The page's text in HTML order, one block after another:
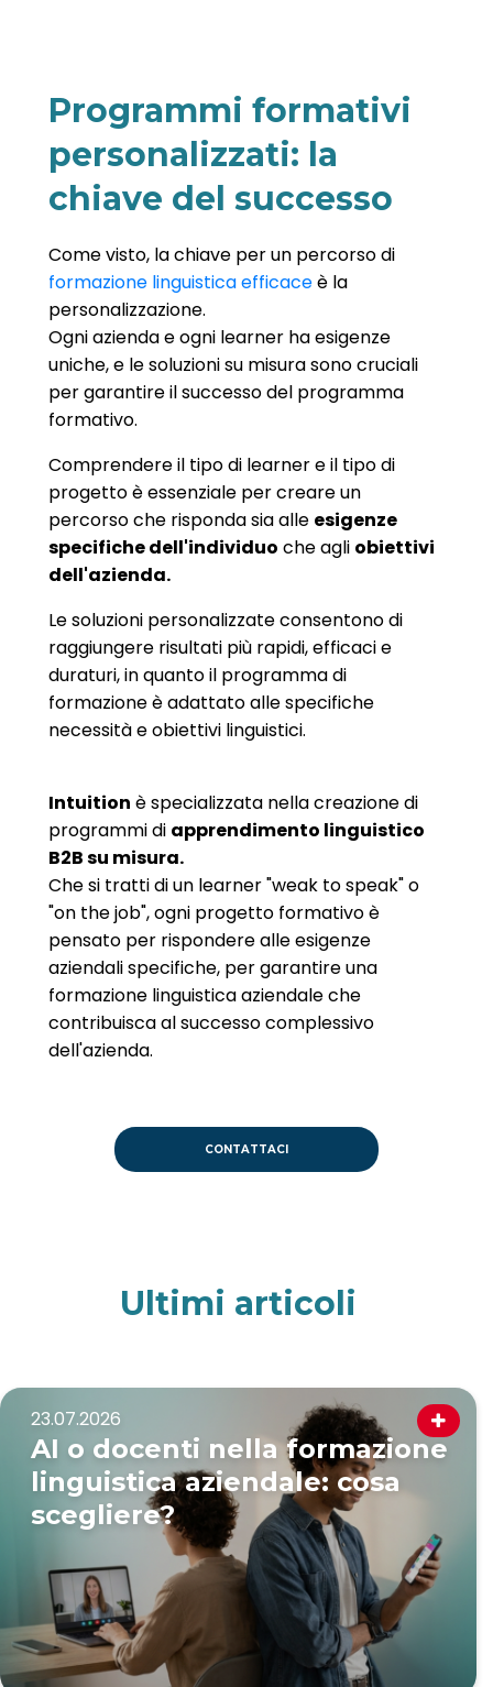
Programmi formativi
personalizzati: la
chiave del successo
Come visto, la chiave per un percorso di
formazione linguistica efficaceè la
personalizzazione.
Ogni azienda e ogni learner ha esigenze
uniche, e le soluzioni su misura sono cruciali
per garantire il successo del programma
formativo.
Comprendere il tipo di learner e il tipo di
progetto è essenziale per creare un
percorso che risponda sia alle esigenze
specifiche dell'individuo che agli obiettivi
dell'azienda.
Le soluzioni personalizzate consentono di
raggiungere risultati più rapidi, efficaci e
duraturi, in quanto il programma di
formazione è adattato alle specifiche
necessità e obiettivi linguistici.
Intuition è specializzata nella creazione di
programmi di apprendimento linguistico
B2B su misura.
Che si tratti di un learner "weak to speak" o
"on the job", ogni progetto formativo è
pensato per rispondere alle esigenze
aziendali specifiche, per garantire una
formazione linguistica aziendale che
contribuisca al successo complessivo
dell'azienda.
CONTATTACI
Ultimi articoli
23.07.2026
AI o docenti nella formazione
linguistica aziendale: cosa
scegliere?